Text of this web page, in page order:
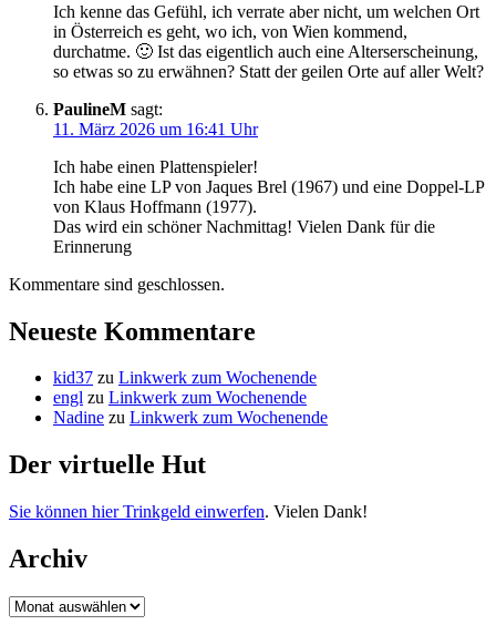
Ich kenne das Gefühl, ich verrate aber nicht, um welchen Ort
in Österreich es geht, wo ich, von Wien kommend,
durchatme. 🙂 Ist das eigentlich auch eine Alterserscheinung,
so etwas so zu erwähnen? Statt der geilen Orte auf aller Welt?
PaulineM sagt:
11. März 2026 um 16:41 Uhr
Ich habe einen Plattenspieler!
Ich habe eine LP von Jaques Brel (1967) und eine Doppel-LP
von Klaus Hoffmann (1977).
Das wird ein schöner Nachmittag! Vielen Dank für die
Erinnerung
Kommentare sind geschlossen.
Neueste Kommentare
kid37 zu Linkwerk zum Wochenende
engl zu Linkwerk zum Wochenende
Nadine zu Linkwerk zum Wochenende
Der virtuelle Hut
Sie können hier Trinkgeld einwerfen. Vielen Dank!
Archiv
Archiv